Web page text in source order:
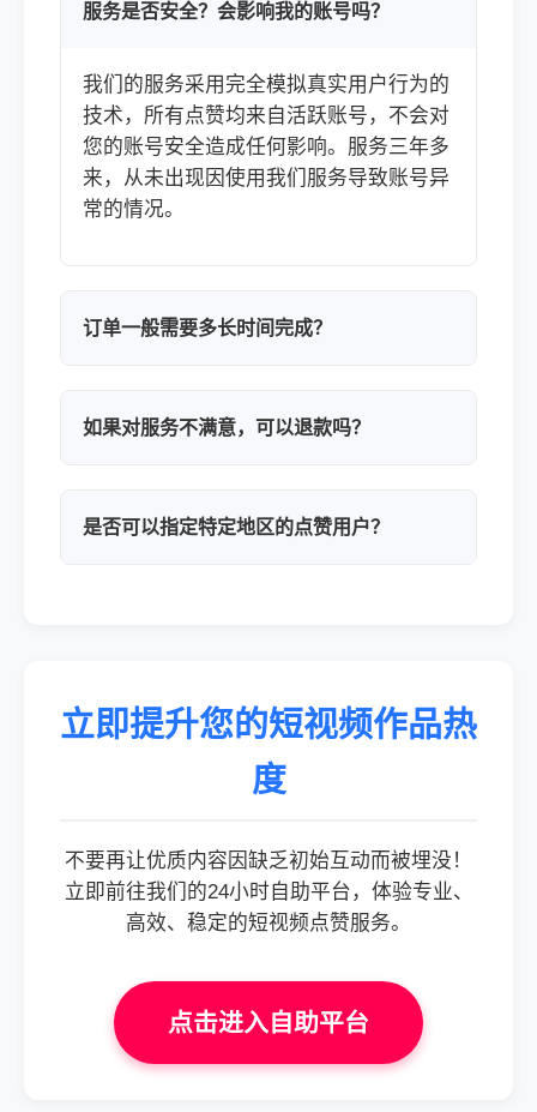
服务是否安全？会影响我的账号吗？
我们的服务采用完全模拟真实用户行为的
技术，所有点赞均来自活跃账号，不会对
您的账号安全造成任何影响。服务三年多
来，从未出现因使用我们服务导致账号异
常的情况。
订单一般需要多长时间完成？
如果对服务不满意，可以退款吗？
是否可以指定特定地区的点赞用户？
立即提升您的短视频作品热
度
不要再让优质内容因缺乏初始互动而被埋没！
立即前往我们的24小时自助平台，体验专业、
高效、稳定的短视频点赞服务。
点击进入自助平台